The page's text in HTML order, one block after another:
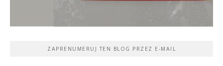
ZAPRENUMERUJ TEN BLOG PRZEZ E-MAIL